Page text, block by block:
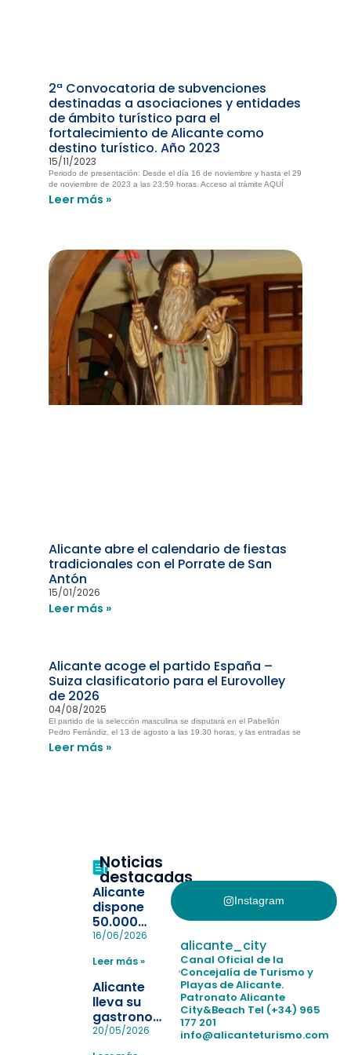
2ª Convocatoria de subvenciones
destinadas a asociaciones y entidades
de ámbito turístico para el
fortalecimiento de Alicante como
destino turístico. Año 2023
15/11/2023
Periodo de presentación: Desde el día 16 de noviembre y hasta el 29
de noviembre de 2023 a las 23:59 horas. Acceso al trámite AQUÍ
Leer más »
Alicante abre el calendario de fiestas
tradicionales con el Porrate de San
Antón
15/01/2026
Leer más »
Alicante acoge el partido España –
Suiza clasificatorio para el Eurovolley
de 2026
04/08/2025
El partido de la selección masculina se disputará en el Pabellón
Pedro Ferrándiz, el 13 de agosto a las 19.30 horas, y las entradas se
Leer más »
Noticias
destacadas
Alicante
dispone
50.000
pulseras
la
pérdida de niños
en las
playas y
realiza con
éxito un
16/06/2026
Leer más »
Alicante
lleva su
gastronomía
a Madrid
20/05/2026
Instagram
alicante_city
Canal Oficial de la
Concejalía de Turismo y
Playas de Alicante.
Patronato Alicante
City&Beach Tel (+34) 965
177 201
info@alicanteturismo.com